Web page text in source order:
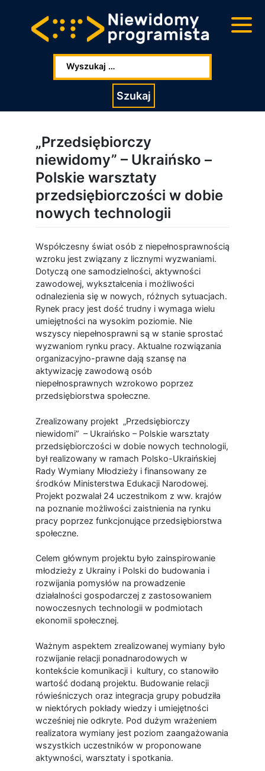
do
głowej
zawartości
do
stopki
Szukaj
„Przedsiębiorczy
niewidomy” – Ukraińsko –
Polskie warsztaty
przedsiębiorczości w dobie
nowych technologii
Współczesny świat osób z niepełnosprawnością
wzroku jest związany z licznymi wyzwaniami.
Dotyczą one samodzielności, aktywności
zawodowej, wykształcenia i możliwości
odnalezienia się w nowych, różnych sytuacjach.
Rynek pracy jest dość trudny i wymaga wielu
umiejętności na wysokim poziomie. Nie
wszyscy niepełnosprawni są w stanie sprostać
wyzwaniom rynku pracy. Aktualne rozwiązania
organizacyjno-prawne dają szansę na
aktywizację zawodową osób
niepełnosprawnych wzrokowo poprzez
przedsiębiorstwa społeczne.
Zrealizowany projekt „Przedsiębiorczy
niewidomi” – Ukraińsko – Polskie warsztaty
przedsiębiorczości w dobie nowych technologii,
był realizowany w ramach Polsko-Ukraińskiej
Rady Wymiany Młodzieży i finansowany ze
środków Ministerstwa Edukacji Narodowej.
Projekt pozwalał 24 uczestnikom z ww. krajów
na poznanie możliwości zaistnienia na rynku
pracy poprzez funkcjonujące przedsiębiorstwa
społeczne.
Celem głównym projektu było zainspirowanie
młodzieży z Ukrainy i Polski do budowania i
rozwijania pomysłów na prowadzenie
działalności gospodarczej z zastosowaniem
nowoczesnych technologii w podmiotach
ekonomii społecznej.
Ważnym aspektem zrealizowanej wymiany było
rozwijanie relacji ponadnarodowych w
kontekście komunikacji i kultury, co stanowiło
wartość dodaną projektu. Budowanie relacji
rówieśniczych oraz integracja grupy pobudziła
w niektórych pokłady wiedzy i umiejętności
wcześniej nie odkryte. Pod dużym wrażeniem
realizatora wymiany jest poziom zaangażowania
wszystkich uczestników w proponowane
aktywności, warsztaty i spotkania.